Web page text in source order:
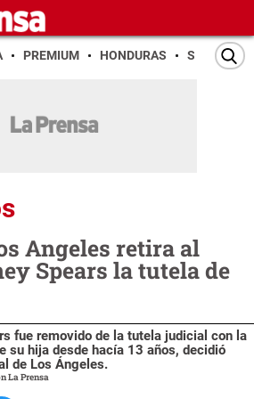
PREMIUM HONDURAS SAN PEDRO
Angeles retira al
Spears la tutela de
fue removido de la tutela judicial con la
su hija desde hacía 13 años, decidió
de Los Ángeles.
La Prensa